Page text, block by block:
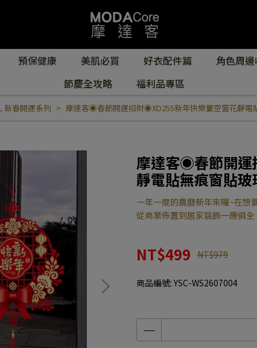
預保健康 美肌必買 好衣配件篇 角色周
節慶全攻略
福利品專區
, 新春開運系列 摩達客◉春節開運招財◉XD255新年快樂簍空窗花靜電
摩達客◉春節開
靜電貼無痕窗貼
一年一度的農曆新年來囉~在想
從商業佈置到居家裝飾一應俱
NT$499 NT$979
商品編號: YSC-WS2607004